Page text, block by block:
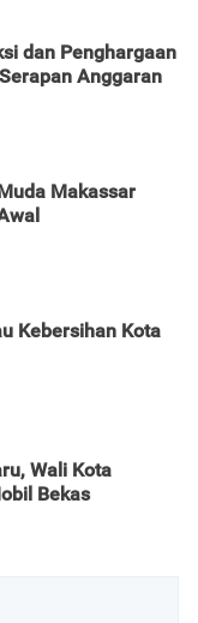
dan Penghargaan
Anggaran
Makassar
Kebersihan Kota
Wali Kota
Bekas